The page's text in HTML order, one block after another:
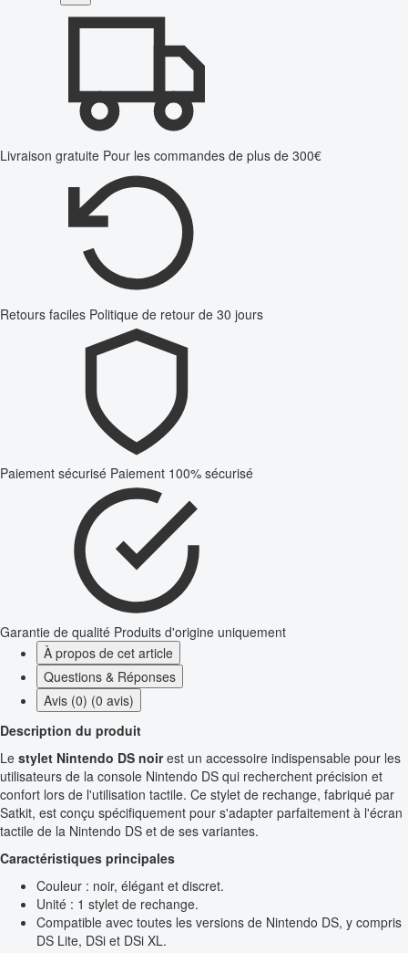
Livraison gratuite Pour les commandes de plus de 300€
Retours faciles Politique de retour de 30 jours
Paiement sécurisé Paiement 100% sécurisé
Garantie de qualité Produits d'origine uniquement
À propos de cet article
Questions & Réponses
Avis (0) (0 avis)
Description du produit
Le stylet Nintendo DS noirest un accessoire indispensable pour les
utilisateurs de la console Nintendo DS qui recherchent précision et
confort lors de l'utilisation tactile. Ce stylet de rechange, fabriqué par
Satkit, est conçu spécifiquement pour s'adapter parfaitement à l'écran
tactile de la Nintendo DS et de ses variantes.
Caractéristiques principales
Couleur : noir, élégant et discret.
Unité : 1 stylet de rechange.
Compatible avec toutes les versions de Nintendo DS, y compris
DS Lite, DSi et DSi XL.